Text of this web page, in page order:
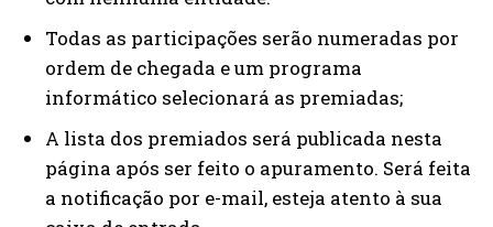
Todas as participações serão numeradas por
ordem de chegada e um programa
informático selecionará as premiadas;
A lista dos premiados será publicada nesta
página após ser feito o apuramento. Será feita
a notificação por e-mail, esteja atento à sua